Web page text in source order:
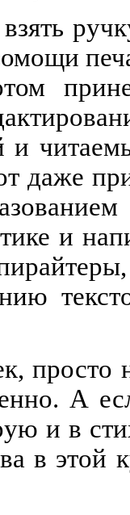
и
даже
и
просто
А
и в
в этой